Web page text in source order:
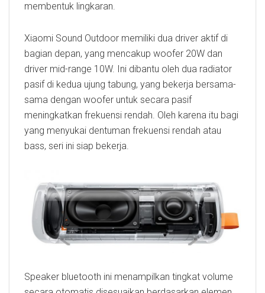
membentuk lingkaran.
Xiaomi Sound Outdoor memiliki dua driver aktif di
bagian depan, yang mencakup woofer 20W dan
driver mid-range 10W. Ini dibantu oleh dua radiator
pasif di kedua ujung tabung, yang bekerja bersama-
sama dengan woofer untuk secara pasif
meningkatkan frekuensi rendah. Oleh karena itu bagi
yang menyukai dentuman frekuensi rendah atau
bass, seri ini siap bekerja.
Speaker bluetooth ini menampilkan tingkat volume